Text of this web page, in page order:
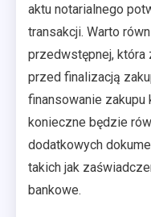
aktu notarialnego
transakcji. Warto
przedwstępnej,
przed finalizacją
finansowanie
konieczne będzie
dodatkowych
takich jak
bankowe.